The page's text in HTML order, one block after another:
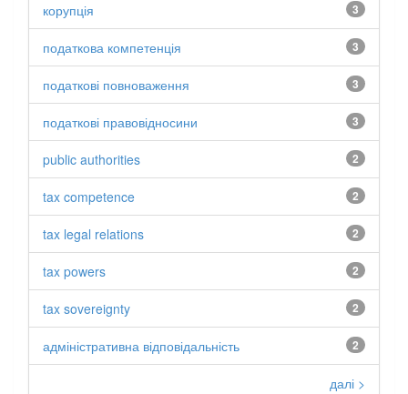
3
корупція
3
податкова компетенція
3
податкові повноваження
3
податкові правовідносини
2
public authorities
2
tax competence
2
tax legal relations
2
tax powers
2
tax sovereignty
2
адміністративна відповідальність
далі >